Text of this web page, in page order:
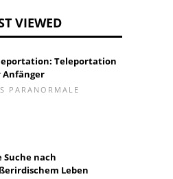
VIEWED
Teleportation
PARANORMALE
Suche nach
Leben